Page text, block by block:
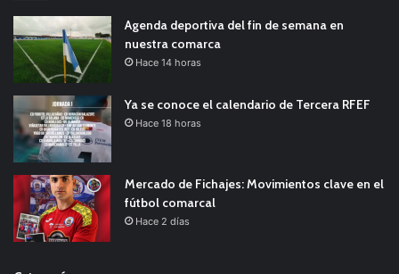
Agenda deportiva del fin de semana en
nuestra comarca
Hace 14 horas
Ya se conoce el calendario de Tercera RFEF
Hace 18 horas
Mercado de Fichajes: Movimientos clave en el
fútbol comarcal
Hace 2 días